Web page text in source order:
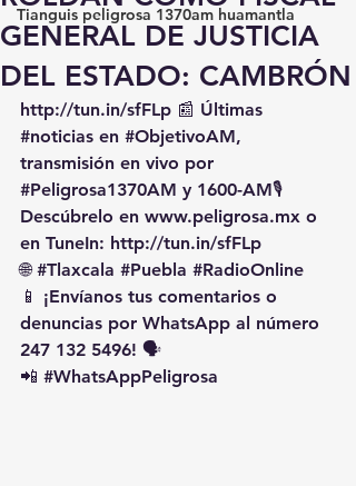
Tianguis peligrosa 1370am huamantla
GENERAL DE JUSTICIA
DEL ESTADO: CAMBRÓN
http://tun.in/sfFLp 📰 Últimas
#noticias en #ObjetivoAM,
transmisión en vivo por
#Peligrosa1370AM y 1600-AM🎙️
Descúbrelo en www.peligrosa.mx o
en TuneIn: http://tun.in/sfFLp
🌐 #Tlaxcala #Puebla #RadioOnline
📱 ¡Envíanos tus comentarios o
denuncias por WhatsApp al número
247 132 5496! 🗣️
📲 #WhatsAppPeligrosa